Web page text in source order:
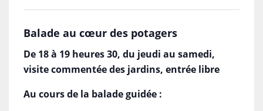
Balade au cœur des potagers
De 18 à 19 heures 30, du jeudi au samedi,
visite commentée des jardins, entrée libre
Au cours de la balade guidée :